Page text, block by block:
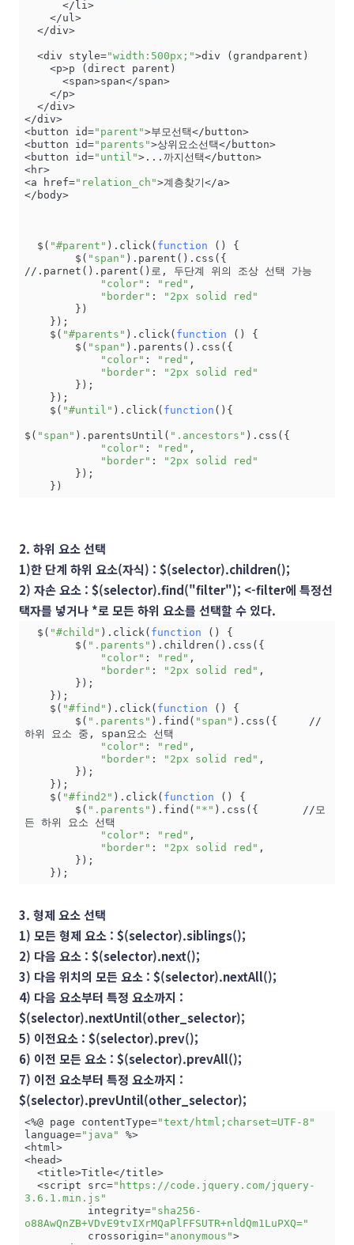
  <div style=
"width:500px;">div (grandparent)
</div>
<button id="parent">부모선택</button>
<button id="parents">상위요소선택</button>
<button id="until">...까지선택</button>
<hr>
<a href="relation_ch">계층찾기</a>
</body>
  $(
"#parent" ).click( function () {
        $(
"span" ).parent().css({
//.parnet().parent()로, 두단계 위의 조상 선택 가능
"color" : "red" ,
"border" :
"2px solid red"
    $(
"#parents" ).click( function () {
        $(
"span" ).parents().css({
"color" : "red" ,
"border" :
"2px solid red"
    $(
"#until" ).click( function (){
$( "span" ).parentsUntil( ".ancestors" ).css({
"color" : "red" ,
"border" :
"2px solid red"
    })
2. 하위 요소 선택
1)한 단계 하위 요소(자식) : $(selector).children();
2) 자손 요소 : $(selector).find("filter"); <-filter에 특정선
택자를 넣거나 *로 모든 하위 요소를 선택할 수 있다.
  $(
"#child" ).click( function () {
        $(
".parents" ).children().css({
"color" : "red" ,
"border" : "2px solid red" ,
    $(
"#find" ).click( function () {
        $(
".parents" ).find( "span" ).css({     //
하위 요소 중, span요소 선택
"color" : "red" ,
"border" : "2px solid red" ,
    $(
"#find2" ).click( function () {
        $(
".parents" ).find( "*" ).css({       //모
든 하위 요소 선택
"color" : "red" ,
"border" : "2px solid red" ,
    });
3. 형제 요소 선택
1) 모든 형제 요소 : $(selector).siblings();
2) 다음 요소 : $(selector).next();
3) 다음 위치의 모든 요소 : $(selector).nextAll();
4) 다음 요소부터 특정 요소까지 :
$(selector).nextUntil(other_selector);
5) 이전요소 : $(selector).prev();
6) 이전 모든 요소 : $(selector).prevAll();
7) 이전 요소부터 특정 요소까지 :
$(selector).prevUntil(other_selector);
<%@ page contentType="text/html;charset=UTF-8"
language="java" %>
<html>
<head>
  <script src=
"https://code.jquery.com/jquery-
3.6.1.min.js"
          integrity=
"sha256-
o88AwQnZB+VDvE9tvIXrMQaPlFFSUTR+nldQm1LuPXQ="
          crossorigin=
"anonymous">